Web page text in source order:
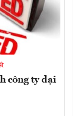
công ty đại